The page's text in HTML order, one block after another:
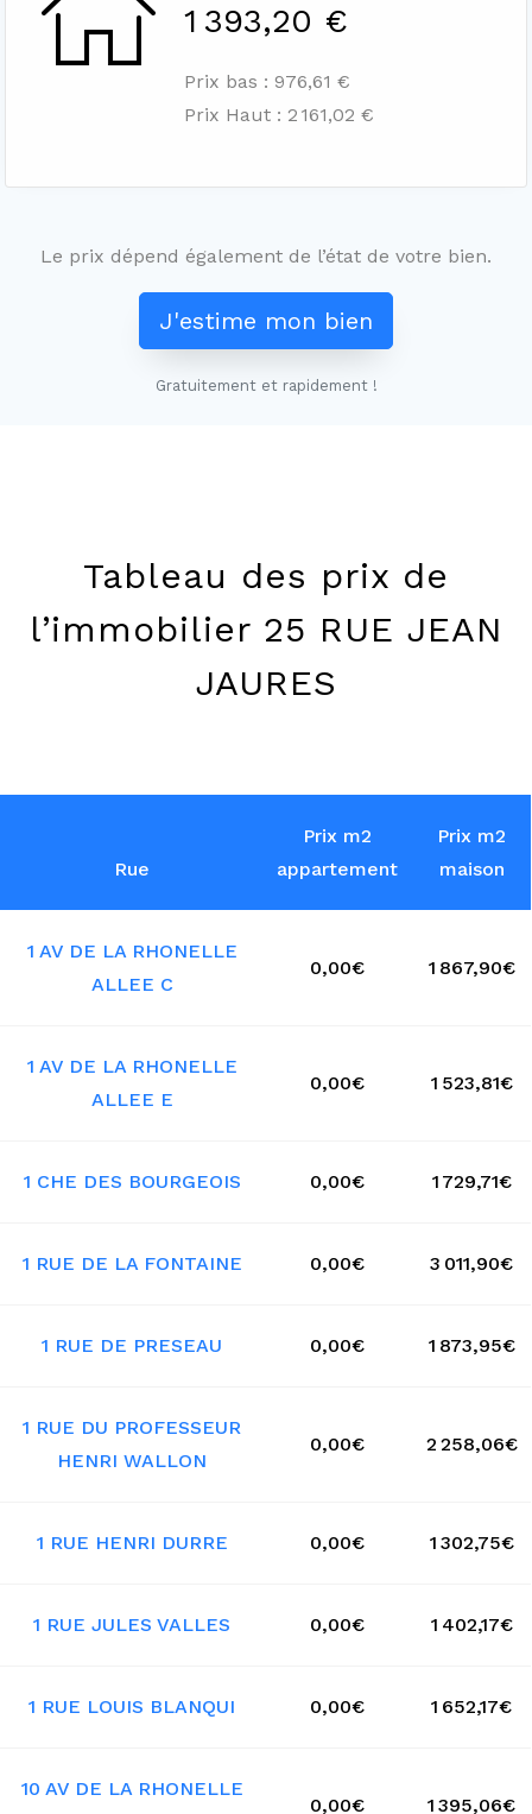
1 393,20 €
Prix bas : 976,61 €
Prix Haut : 2 161,02 €
Le prix dépend également de l’état de votre bien.
J'estime mon bien
Gratuitement et rapidement !
Tableau des prix de
l’immobilier 25 RUE JEAN
JAURES
Rue
Prix m2
appartement
Prix m2
maison
1 AV DE LA RHONELLE
ALLEE C
0,00€ 1 867,90€
1 AV DE LA RHONELLE
ALLEE E
0,00€ 1 523,81€
1 CHE DES BOURGEOIS 0,00€ 1 729,71€
1 RUE DE LA FONTAINE 0,00€ 3 011,90€
1 RUE DE PRESEAU 0,00€ 1 873,95€
1 RUE DU PROFESSEUR
HENRI WALLON
0,00€ 2 258,06€
1 RUE HENRI DURRE 0,00€ 1 302,75€
1 RUE JULES VALLES 0,00€ 1 402,17€
1 RUE LOUIS BLANQUI 0,00€ 1 652,17€
10 AV DE LA RHONELLE
0,00€ 1 395,06€